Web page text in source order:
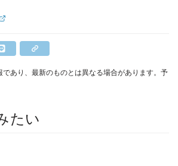
あり、最新のものとは異なる場合があります。予
たい